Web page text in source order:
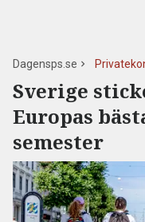
Dagensps.se
Sverige
Europas
semester